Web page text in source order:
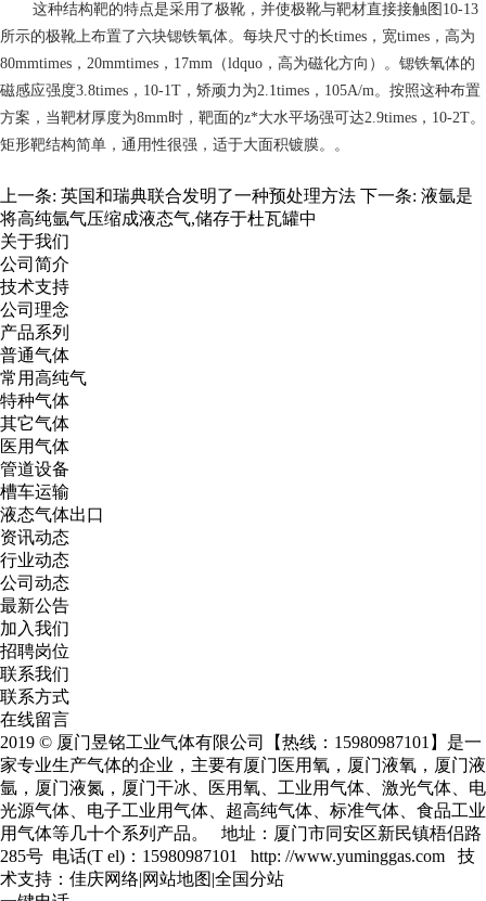
这种结构靶的特点是采用了极靴，并使极靴与靶材直接接触图10-13
所示的极靴上布置了六块锶铁氧体。每块尺寸的长times，宽times，高为
80mmtimes，20mmtimes，17mm（ldquo，高为磁化方向）。锶铁氧体的
磁感应强度3.8times，10-1T，矫顽力为2.1times，105A/m。按照这种布置
方案，当靶材厚度为8mm时，靶面的z*大水平场强可达2.9times，10-2T。
矩形靶结构简单，通用性很强，适于大面积镀膜。。
上一条: 英国和瑞典联合发明了一种预处理方法 下一条: 液氩是
将高纯氩气压缩成液态气,储存于杜瓦罐中
关于我们
公司简介
技术支持
公司理念
产品系列
普通气体
常用高纯气
特种气体
其它气体
医用气体
管道设备
槽车运输
液态气体出口
资讯动态
行业动态
公司动态
最新公告
加入我们
招聘岗位
联系我们
联系方式
在线留言
2019 © 厦门昱铭工业气体有限公司【热线：15980987101】是一
家专业生产气体的企业，主要有厦门医用氧 ， 厦门液氧 ， 厦门液
氩 ， 厦门液氮 ，厦门干冰、医用氧、工业用气体、激光气体、电
光源气体、电子工业用气体、超高纯气体、标准气体、食品工业
用气体等几十个系列产品。 地址：厦门市同安区新民镇梧侣路
285号 电话(T el)：15980987101 http: //www.yuminggas.com 技
术支持： 佳庆网络|网站地图|全国分站